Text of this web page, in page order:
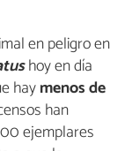
en peligro en
hoy en día
haymenos de
han
ejemplares